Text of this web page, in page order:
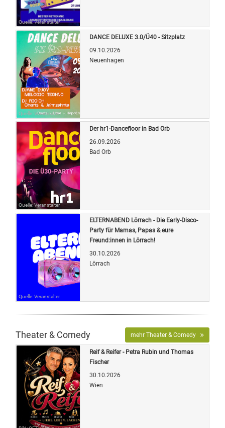
Quelle: Veranstalter
Quelle: Veranstalter
DANCE DELUXE 3.0/Ü40 - Sitzplatz
09.10.2026
Neuenhagen
Quelle: Veranstalter
Der hr1-Dancefloor in Bad Orb
26.09.2026
Bad Orb
Quelle: Veranstalter
ELTERNABEND Lörrach - Die Early-Disco-
Party für Mamas, Papas & eure
Freund:innen in Lörrach!
30.10.2026
Lörrach
Theater & Comedy mehr Theater & Comedy
Reif & Reifer - Petra Rubin und Thomas
Fischer
30.10.2026
Wien